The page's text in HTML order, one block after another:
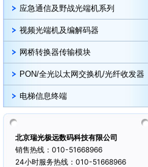
应急通信及野战光端机系列
视频光端机及编解码器
网桥转换器传输模块
PON/全光以太网交换机/光纤收发器
电梯信息终端
北京瑞光极远数码科技有限公司
销售热线：010-51668966
24小时服务热线：010-51668966